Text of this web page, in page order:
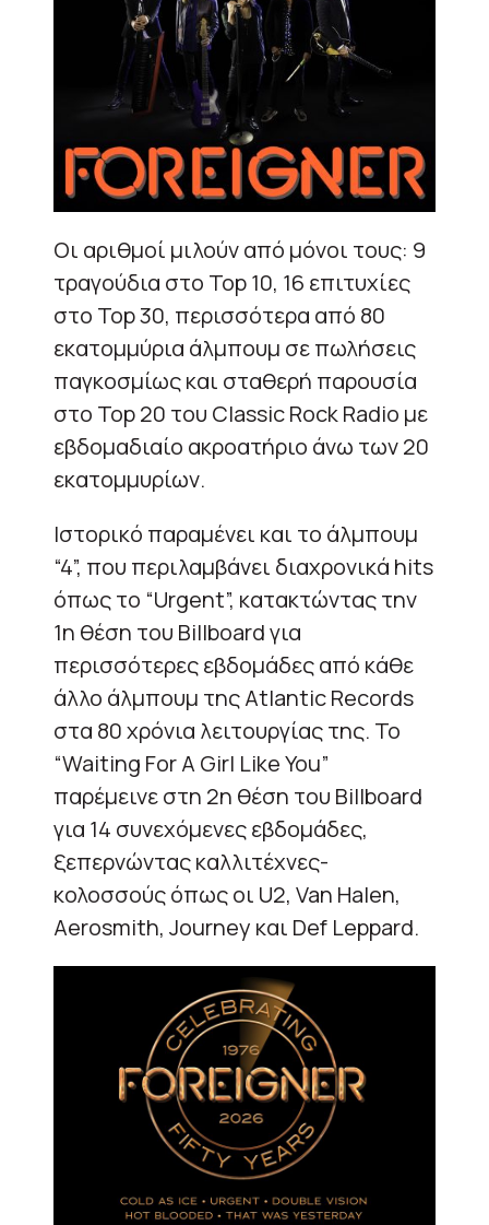
Οι αριθμοί μιλούν από μόνοι τους: 9
τραγούδια στο Top 10, 16 επιτυχίες
στο Top 30, περισσότερα από 80
εκατομμύρια άλμπουμ σε πωλήσεις
παγκοσμίως και σταθερή παρουσία
στο Top 20 του Classic Rock Radio με
εβδομαδιαίο ακροατήριο άνω των 20
εκατομμυρίων.
Ιστορικό παραμένει και το άλμπουμ
“4”, που περιλαμβάνει διαχρονικά hits
όπως το “Urgent”, κατακτώντας την
1η θέση του Billboard για
περισσότερες εβδομάδες από κάθε
άλλο άλμπουμ της Atlantic Records
στα 80 χρόνια λειτουργίας της. Το
“Waiting For A Girl Like You”
παρέμεινε στη 2η θέση του Billboard
για 14 συνεχόμενες εβδομάδες,
ξεπερνώντας καλλιτέχνες-
κολοσσούς όπως οι U2, Van Halen,
Aerosmith, Journey και Def Leppard.